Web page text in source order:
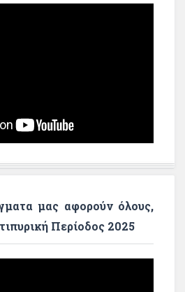
μας αφορούν όλους,
Περίοδος 2025